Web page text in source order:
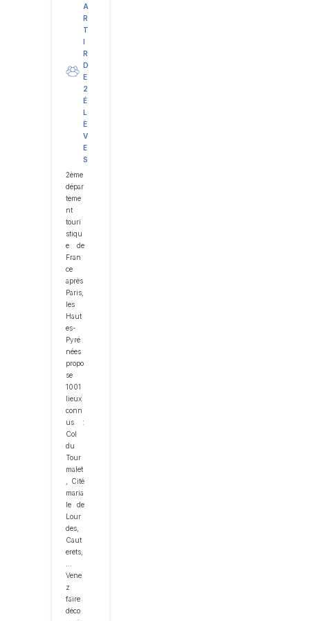
A
R
T
I
R
D
E
2
É
L
È
V
E
S
2ème
dépar
teme
nt
touri
stiqu
e de
Fran
ce
après
Paris,
les
Haut
es-
Pyré
nées
propo
se
1001
lieux
conn
us :
Col
du
Tour
malet
, Cité
maria
le de
Lour
des,
Caut
erets,
Vene
z
faire
déco